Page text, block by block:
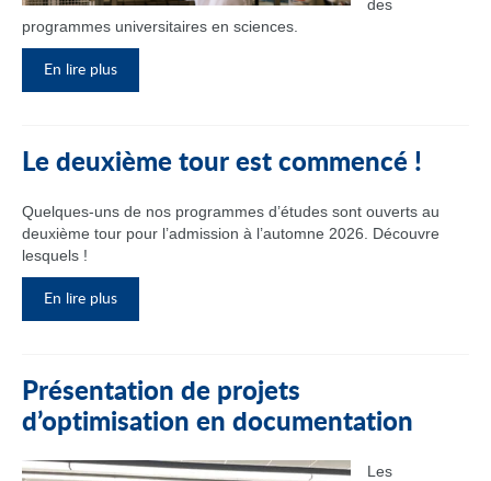
des
programmes universitaires en sciences.
En lire plus
Le deuxième tour est commencé !
Quelques-uns de nos programmes d’études sont ouverts au
deuxième tour pour l’admission à l’automne 2026. Découvre
lesquels !
En lire plus
Présentation de projets
d’optimisation en documentation
Les